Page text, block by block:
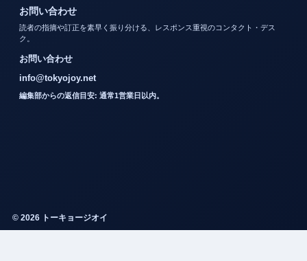
お問い合わせ
読者の指摘や訂正を素早く振り分ける、レスポンス重視のコンタクト・デス
ク。
お問い合わせ
info@tokyojoy.net
編集部からの返信目安: 通常1営業日以内。
© 2026 トーキョージオイ